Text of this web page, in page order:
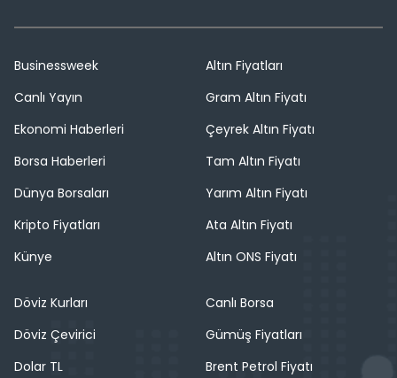
Businessweek
Canlı Yayın
Ekonomi Haberleri
Borsa Haberleri
Dünya Borsaları
Kripto Fiyatları
Künye
Altın Fiyatları
Gram Altın Fiyatı
Çeyrek Altın Fiyatı
Tam Altın Fiyatı
Yarım Altın Fiyatı
Ata Altın Fiyatı
Altın ONS Fiyatı
Döviz Kurları
Döviz Çevirici
Dolar TL
Canlı Borsa
Gümüş Fiyatları
Brent Petrol Fiyatı